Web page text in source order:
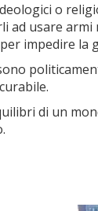
o
ad usare
impedire
di un